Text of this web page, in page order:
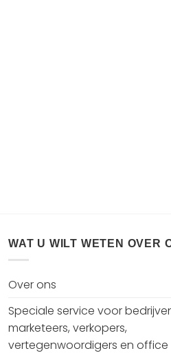
WAT U WILT WETEN OVER
Over ons
Speciale service voor
marketeers, verkopers,
vertegenwoordigers en office